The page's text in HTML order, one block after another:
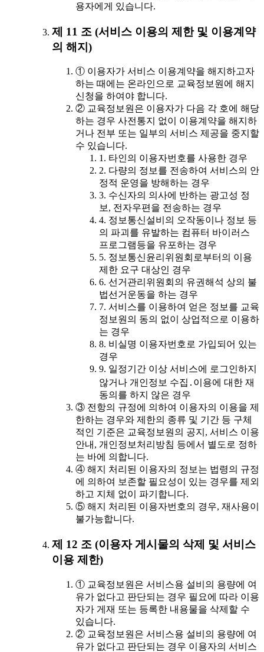
용자에게 있습니다.
제 11 조 (서비스 이용의 제한 및 이용계약
의 해지)
① 이용자가 서비스 이용계약을 해지하고자
하는 때에는 온라인으로 교육정보원에 해지
신청을 하여야 합니다.
② 교육정보원은 이용자가 다음 각 호에 해당
하는 경우 사전통지 없이 이용계약을 해지하
거나 전부 또는 일부의 서비스 제공을 중지할
수 있습니다.
1. 타인의 이용자번호를 사용한 경우
2. 다량의 정보를 전송하여 서비스의 안
정적 운영을 방해하는 경우
3. 수신자의 의사에 반하는 광고성 정
보, 전자우편을 전송하는 경우
4. 정보통신설비의 오작동이나 정보 등
의 파괴를 유발하는 컴퓨터 바이러스
프로그램등을 유포하는 경우
5. 정보통신윤리위원회로부터의 이용
제한 요구 대상인 경우
6. 선거관리위원회의 유권해석 상의 불
법선거운동을 하는 경우
7. 서비스를 이용하여 얻은 정보를 교육
정보원의 동의 없이 상업적으로 이용하
는 경우
8. 비실명 이용자번호로 가입되어 있는
경우
9. 일정기간 이상 서비스에 로그인하지
않거나 개인정보 수집․이용에 대한 재
동의를 하지 않은 경우
③ 전항의 규정에 의하여 이용자의 이용을 제
한하는 경우와 제한의 종류 및 기간 등 구체
적인 기준은 교육정보원의 공지, 서비스 이용
안내, 개인정보처리방침 등에서 별도로 정하
는 바에 의합니다.
④ 해지 처리된 이용자의 정보는 법령의 규정
에 의하여 보존할 필요성이 있는 경우를 제외
하고 지체 없이 파기합니다.
⑤ 해지 처리된 이용자번호의 경우, 재사용이
불가능합니다.
제 12 조 (이용자 게시물의 삭제 및 서비스
이용 제한)
① 교육정보원은 서비스용 설비의 용량에 여
유가 없다고 판단되는 경우 필요에 따라 이용
자가 게재 또는 등록한 내용물을 삭제할 수
있습니다.
② 교육정보원은 서비스용 설비의 용량에 여
유가 없다고 판단되는 경우 이용자의 서비스